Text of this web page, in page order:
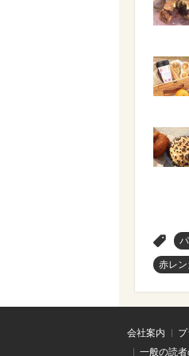
赤レ
会社案内
一般の読